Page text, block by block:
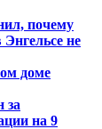
почему
не
доме
за
на 9